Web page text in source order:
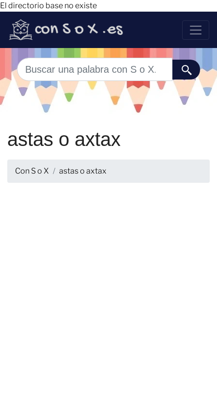
El directorio base no existe
astas o axtax
Con S o X astas o axtax